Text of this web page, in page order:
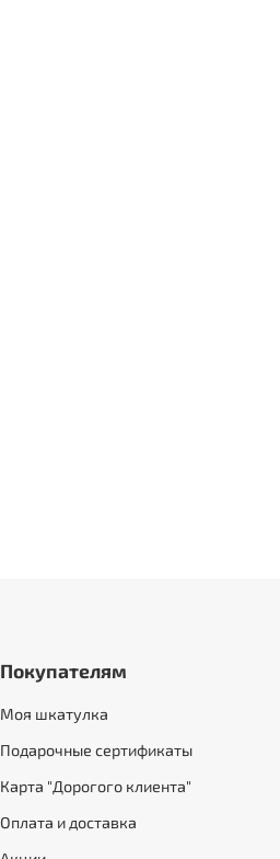
Покупателям
Моя шкатулка
Подарочные сертификаты
Карта "Дорогого клиента"
Оплата и доставка